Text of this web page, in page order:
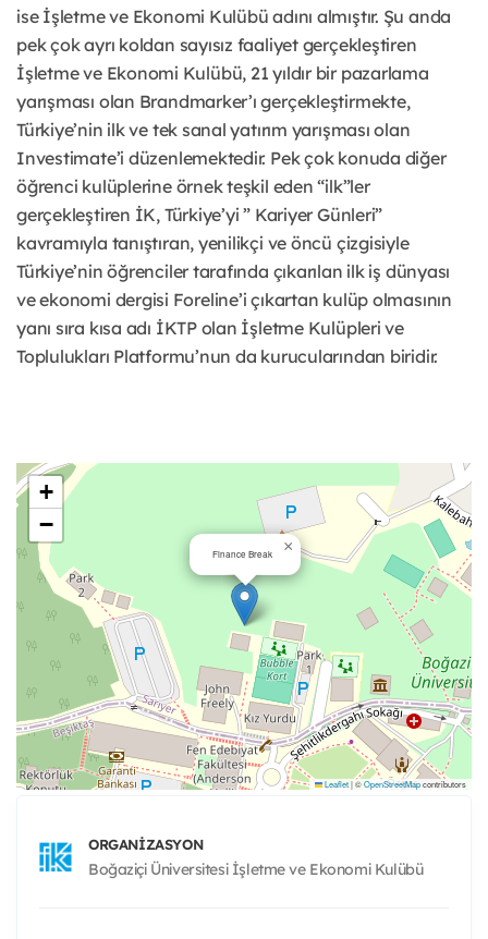
ise İşletme ve Ekonomi Kulübü adını almıştır. Şu anda
pek çok ayrı koldan sayısız faaliyet gerçekleştiren
İşletme ve Ekonomi Kulübü, 21 yıldır bir pazarlama
yarışması olan Brandmarker’ı gerçekleştirmekte,
Türkiye’nin ilk ve tek sanal yatırım yarışması olan
Investimate’i düzenlemektedir. Pek çok konuda diğer
öğrenci kulüplerine örnek teşkil eden “ilk”ler
gerçekleştiren İK, Türkiye’yi ” Kariyer Günleri”
kavramıyla tanıştıran, yenilikçi ve öncü çizgisiyle
Türkiye’nin öğrenciler tarafında çıkarılan ilk iş dünyası
ve ekonomi dergisi Foreline’i çıkartan kulüp olmasının
yanı sıra kısa adı İKTP olan İşletme Kulüpleri ve
Toplulukları Platformu’nun da kurucularından biridir.
Finance Break ×
+
−
Leaflet|©OpenStreetMapcontributors
ORGANIZASYON
Boğaziçi Üniversitesi İşletme ve Ekonomi Kulübü